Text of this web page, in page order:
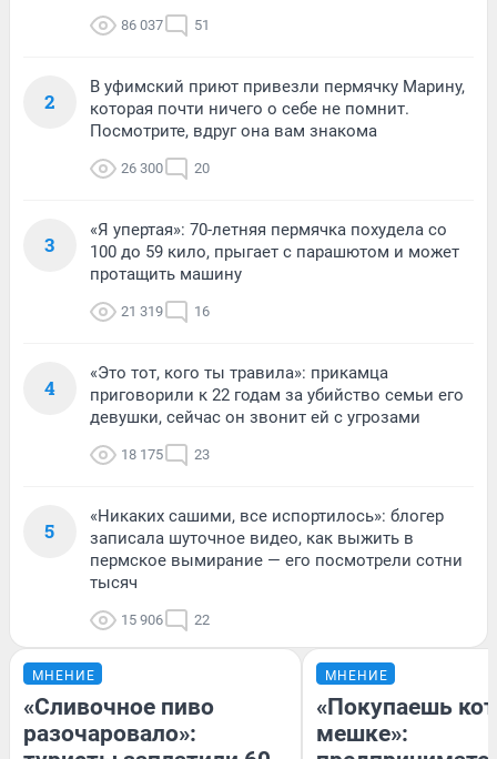
86 037 51
2
В уфимский приют привезли пермячку Марину,
которая почти ничего о себе не помнит.
Посмотрите, вдруг она вам знакома
26 300 20
3
«Я упертая»: 70-летняя пермячка похудела со
100 до 59 кило, прыгает с парашютом и может
протащить машину
21 319 16
4
«Это тот, кого ты травила»: прикамца
приговорили к 22 годам за убийство семьи его
девушки, сейчас он звонит ей с угрозами
18 175 23
5
«Никаких сашими, все испортилось»: блогер
записала шуточное видео, как выжить в
пермское вымирание — его посмотрели сотни
тысяч
15 906 22
МНЕНИЕ
«Сливочное пиво
разочаровало»:
МНЕНИЕ
«Покупаешь
мешке»: